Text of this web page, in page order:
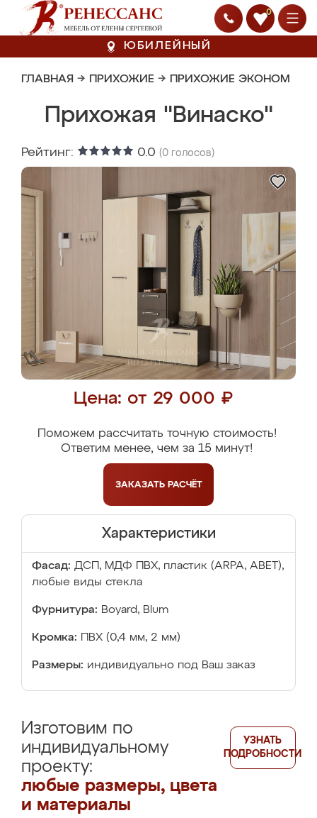
0
ЮБИЛЕЙНЫЙ
ГЛАВНАЯ → ПРИХОЖИЕ → ПРИХОЖИЕ ЭКОНОМ
Прихожая "Винаско"
Рейтинг: 0.0 (0 голосов)
Цена: от 29 000 ₽
Поможем рассчитать точную стоимость!
Ответим менее, чем за 15 минут!
ЗАКАЗАТЬ РАСЧЁТ
Характеристики
Фасад: ДСП, МДФ ПВХ, пластик (ARPA, ABET),
любые виды стекла
Фурнитура: Boyard, Blum
Кромка: ПВХ (0,4 мм, 2 мм)
Размеры: индивидуально под Ваш заказ
Изготовим по
индивидуальному
проекту:
любые размеры, цвета
и материалы
УЗНАТЬ
ПОДРОБНОСТИ